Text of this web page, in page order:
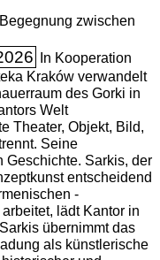
zwischen
In Kooperation
Kraków verwandelt
des Gorki in
Welt
Theater, Objekt, Bild,
Seine
Geschichte. Sarkis, der
entscheidend
lädt Kantor in
übernimmt das
als künstlerische